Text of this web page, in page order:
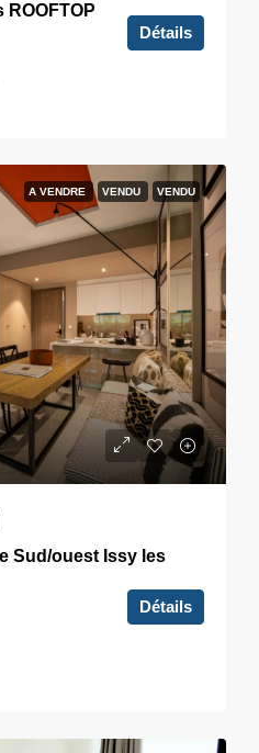
Détails
A VENDRE VENDU VENDU
Sud/ouest Issy les
Détails